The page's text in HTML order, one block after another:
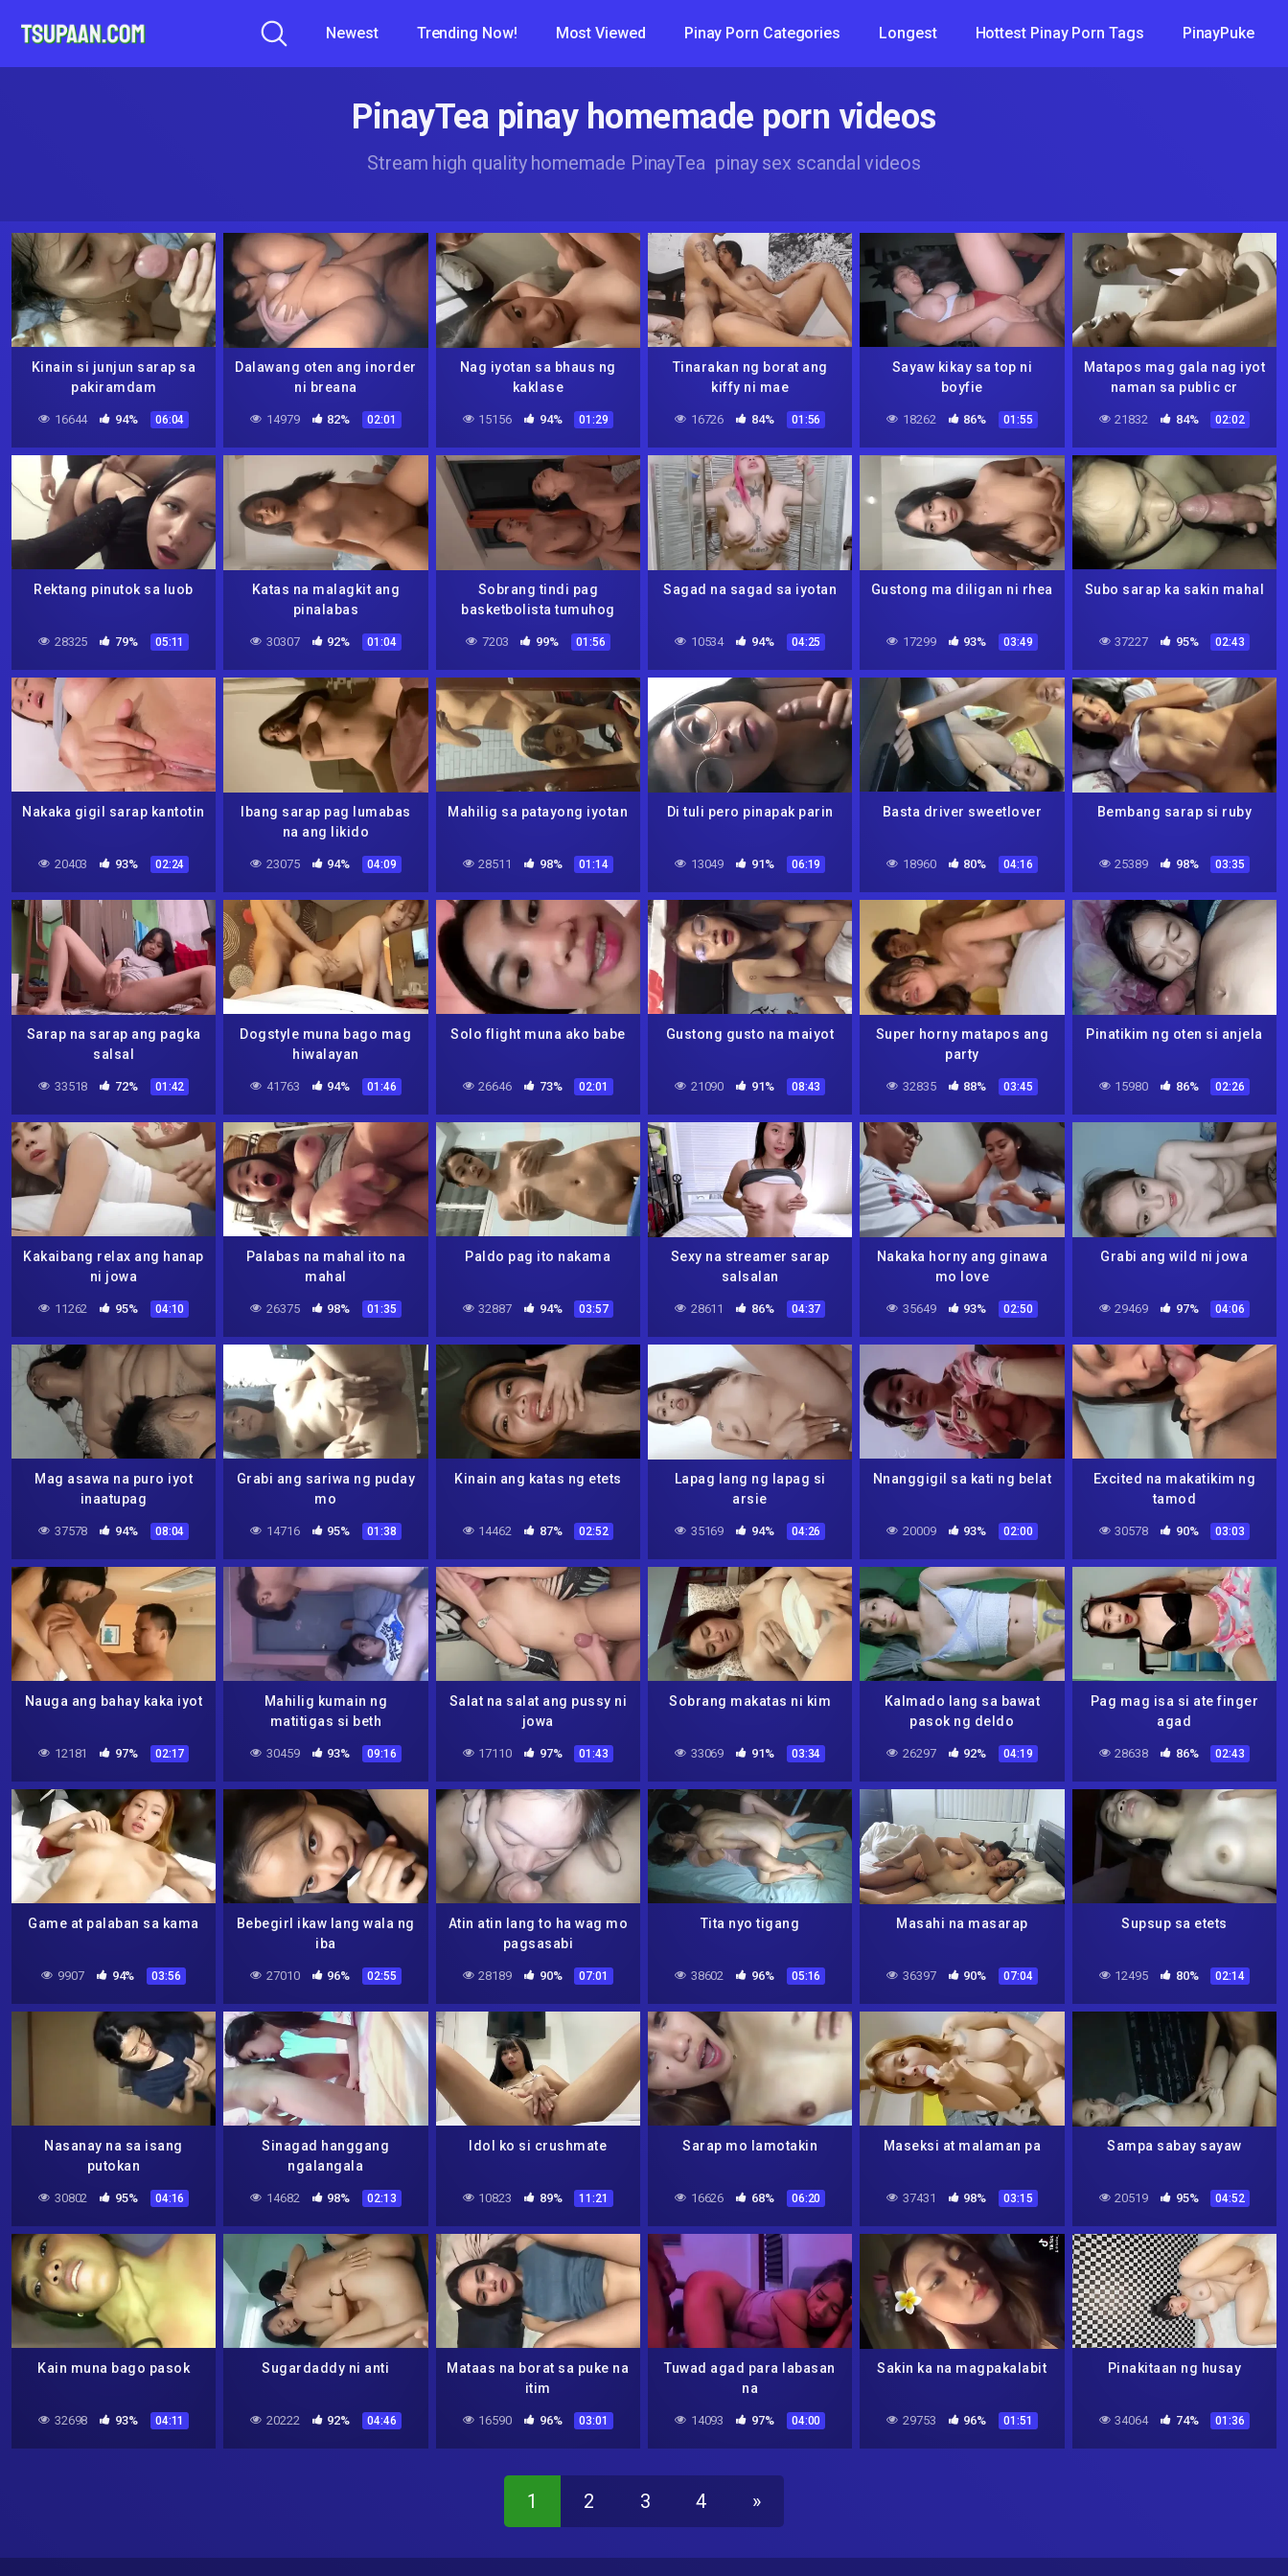
Newest Trending Now! Most Viewed Pinay Porn Categories Longest Hottest Pinay Porn Tags PinayPuke
PinayTea pinay homemade porn videos
Stream high quality homemade PinayTea pinay sex scandal videos
Kinain si junjun sarap sa
pakiramdam
16644 94% 06:04
Dalawang oten ang inorder
ni breana
14979 82% 02:01
Nag iyotan sa bhaus ng
kaklase
15156 94% 01:29
Tinarakan ng borat ang
kiffy ni mae
16726 84% 01:56
Sayaw kikay sa top ni
boyfie
18262 86% 01:55
Matapos mag gala nag iyot
naman sa public cr
21832 84% 02:02
Rektang pinutok sa luob
28325 79% 05:11
Katas na malagkit ang
pinalabas
30307 92% 01:04
Sobrang tindi pag
basketbolista tumuhog
7203 99% 01:56
Sagad na sagad sa iyotan
10534 94% 04:25
Gustong ma diligan ni rhea
17299 93% 03:49
Subo sarap ka sakin mahal
37227 95% 02:43
Nakaka gigil sarap kantotin
20403 93% 02:24
Ibang sarap pag lumabas
na ang likido
23075 94% 04:09
Mahilig sa patayong iyotan
28511 98% 01:14
Di tuli pero pinapak parin
13049 91% 06:19
Basta driver sweetlover
18960 80% 04:16
Bembang sarap si ruby
25389 98% 03:35
Sarap na sarap ang pagka
salsal
33518 72% 01:42
Dogstyle muna bago mag
hiwalayan
41763 94% 01:46
Solo flight muna ako babe
26646 73% 02:01
Gustong gusto na maiyot
21090 91% 08:43
Super horny matapos ang
party
32835 88% 03:45
Pinatikim ng oten si anjela
15980 86% 02:26
Kakaibang relax ang hanap
ni jowa
11262 95% 04:10
Palabas na mahal ito na
mahal
26375 98% 01:35
Paldo pag ito nakama
32887 94% 03:57
Sexy na streamer sarap
salsalan
28611 86% 04:37
Nakaka horny ang ginawa
mo love
35649 93% 02:50
Grabi ang wild ni jowa
29469 97% 04:06
Mag asawa na puro iyot
inaatupag
37578 94% 08:04
Grabi ang sariwa ng puday
mo
14716 95% 01:38
Kinain ang katas ng etets
14462 87% 02:52
Lapag lang ng lapag si
arsie
35169 94% 04:26
Nnanggigil sa kati ng belat
20009 93% 02:00
Excited na makatikim ng
tamod
30578 90% 03:03
Nauga ang bahay kaka iyot
12181 97% 02:17
Mahilig kumain ng
matitigas si beth
30459 93% 09:16
Salat na salat ang pussy ni
jowa
17110 97% 01:43
Sobrang makatas ni kim
33069 91% 03:34
Kalmado lang sa bawat
pasok ng deldo
26297 92% 04:19
Pag mag isa si ate finger
agad
28638 86% 02:43
Game at palaban sa kama
9907 94% 03:56
Bebegirl ikaw lang wala ng
iba
27010 96% 02:55
Atin atin lang to ha wag mo
pagsasabi
28189 90% 07:01
Tita nyo tigang
38602 96% 05:16
Masahi na masarap
36397 90% 07:04
Supsup sa etets
12495 80% 02:14
Nasanay na sa isang
putokan
30802 95% 04:16
Sinagad hanggang
ngalangala
14682 98% 02:13
Idol ko si crushmate
10823 89% 11:21
Sarap mo lamotakin
16626 68% 06:20
Maseksi at malaman pa
37431 98% 03:15
Sampa sabay sayaw
20519 95% 04:52
Kain muna bago pasok
32698 93% 04:11
Sugardaddy ni anti
20222 92% 04:46
Mataas na borat sa puke na
itim
16590 96% 03:01
Tuwad agad para labasan
na
14093 97% 04:00
Sakin ka na magpakalabit
29753 96% 01:51
Pinakitaan ng husay
34064 74% 01:36
1 2 3 4 »